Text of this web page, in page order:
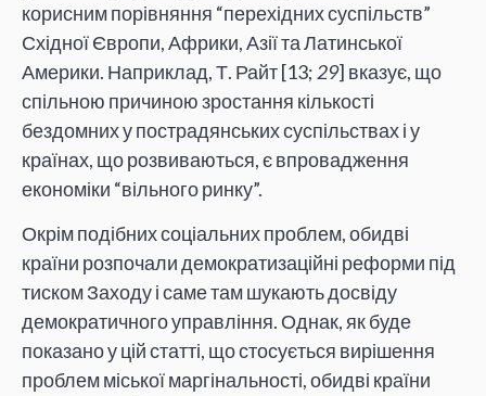
корисним порівняння “перехідних суспільств”
Східної Європи, Африки, Азії та Латинської
Америки. Наприклад, Т. Райт [13; 29] вказує, що
спільною причиною зростання кількості
бездомних у пострадянських суспільствах і у
країнах, що розвиваються, є впровадження
економіки “вільного ринку”.
Окрім подібних соціальних проблем, обидві
країни розпочали демократизаційні реформи під
тиском Заходу і саме там шукають досвіду
демократичного управління. Однак, як буде
показано у цій статті, що стосується вирішення
проблем міської маргінальності, обидві країни